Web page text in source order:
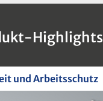
Highlights
und Arbeitsschutz